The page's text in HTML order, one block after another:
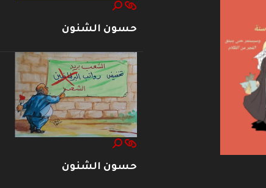
حسون الشنون
حسون الشنون